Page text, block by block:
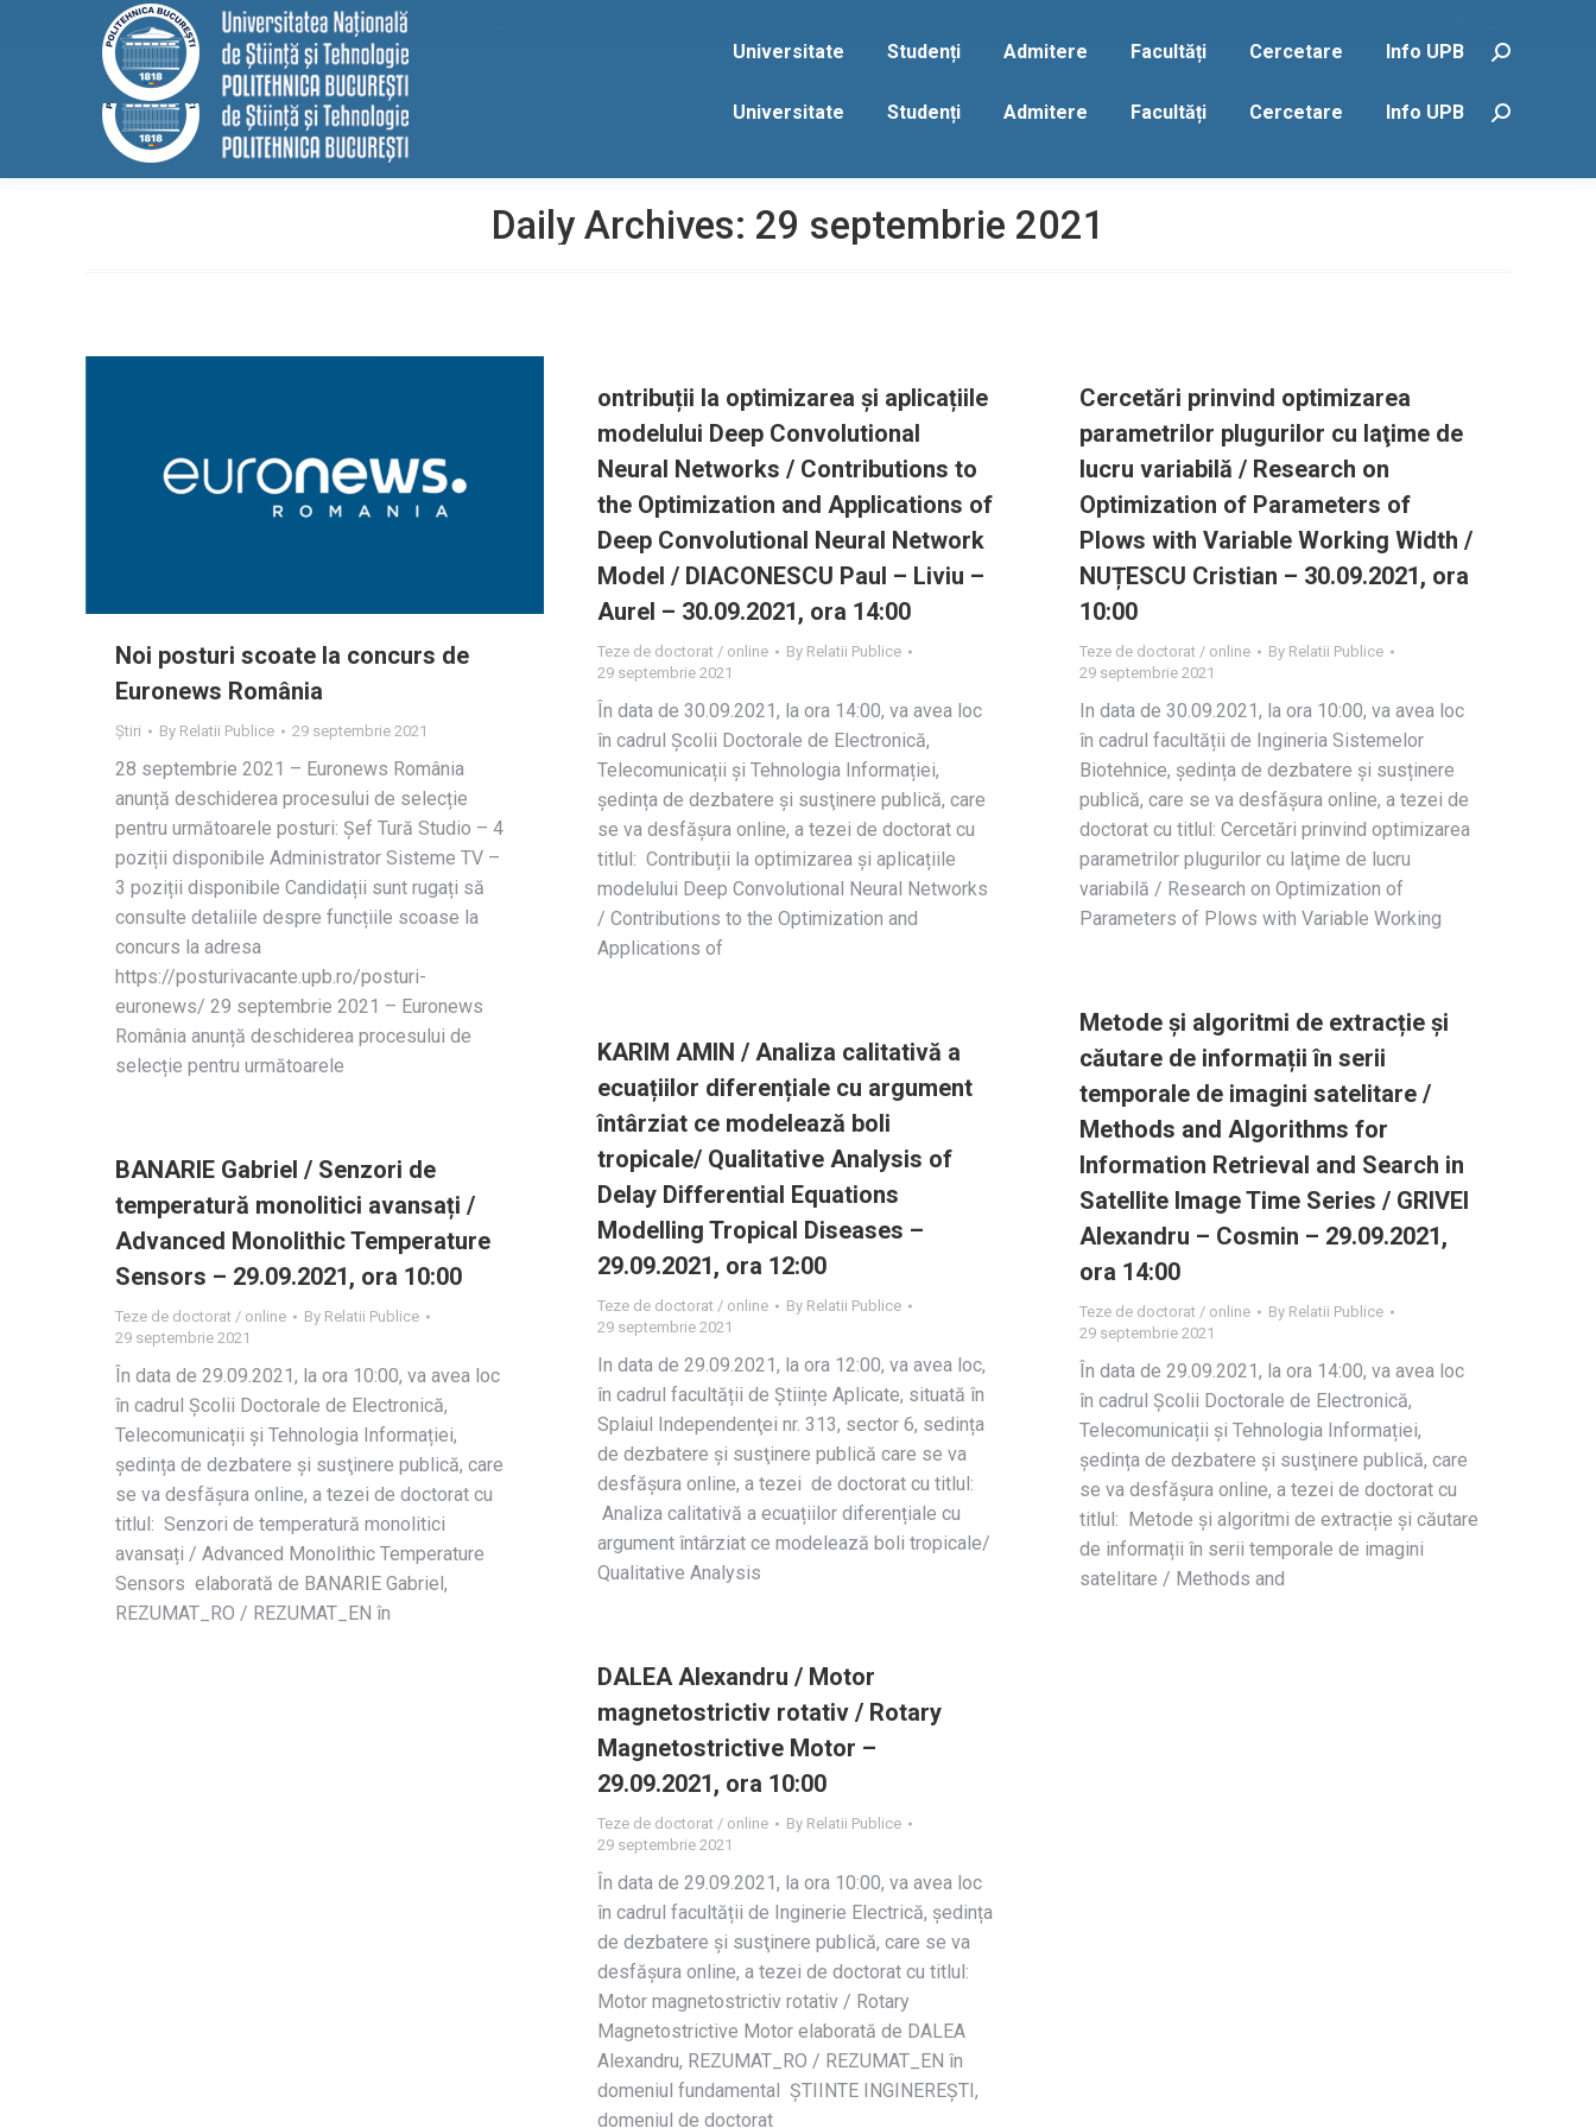
EELISA HRS4R Internațional ALUMNI
opensopens
Instagram
page
opens
YouTube
opens
Universitate Studenți Admitere Facultăți Cercetare Info UPB Search:
Daily Archives: 29 septembrie 2021
Noi posturi scoate la concurs de
Euronews România
Știri By Relatii Publice 29 septembrie 2021
28 septembrie 2021 – Euronews România
anunță deschiderea procesului de selecție
pentru următoarele posturi: Șef Tură Studio – 4
poziții disponibile Administrator Sisteme TV –
3 poziții disponibile Candidații sunt rugați să
consulte detaliile despre funcțiile scoase la
concurs la adresa
https://posturivacante.upb.ro/posturi-
euronews/ 29 septembrie 2021 – Euronews
România anunță deschiderea procesului de
selecție pentru următoarele
ontribuții la optimizarea și aplicațiile
modelului Deep Convolutional
Neural Networks / Contributions to
the Optimization and Applications of
Deep Convolutional Neural Network
Model / DIACONESCU Paul – Liviu –
Aurel – 30.09.2021, ora 14:00
Teze de doctorat / online By Relatii Publice
29 septembrie 2021
În data de 30.09.2021, la ora 14:00, va avea loc
în cadrul Școlii Doctorale de Electronică,
Telecomunicații și Tehnologia Informației,
ședința de dezbatere și susţinere publică, care
se va desfășura online, a tezei de doctorat cu
titlul: Contribuții la optimizarea și aplicațiile
modelului Deep Convolutional Neural Networks
/ Contributions to the Optimization and
Applications of
Cercetări prinvind optimizarea
parametrilor plugurilor cu laţime de
lucru variabilă / Research on
Optimization of Parameters of
Plows with Variable Working Width /
NUȚESCU Cristian – 30.09.2021, ora
10:00
Teze de doctorat / online By Relatii Publice
29 septembrie 2021
In data de 30.09.2021, la ora 10:00, va avea loc
în cadrul facultății de Ingineria Sistemelor
Biotehnice, ședința de dezbatere și susținere
publică, care se va desfășura online, a tezei de
doctorat cu titlul: Cercetări prinvind optimizarea
parametrilor plugurilor cu laţime de lucru
variabilă / Research on Optimization of
Parameters of Plows with Variable Working
Metode și algoritmi de extracție și
căutare de informații în serii
temporale de imagini satelitare /
Methods and Algorithms for
Information Retrieval and Search in
Satellite Image Time Series / GRIVEI
Alexandru – Cosmin – 29.09.2021,
ora 14:00
Teze de doctorat / online By Relatii Publice
29 septembrie 2021
În data de 29.09.2021, la ora 14:00, va avea loc
în cadrul Școlii Doctorale de Electronică,
Telecomunicații și Tehnologia Informației,
ședința de dezbatere și susţinere publică, care
se va desfășura online, a tezei de doctorat cu
titlul: Metode și algoritmi de extracție și căutare
de informații în serii temporale de imagini
satelitare / Methods and
KARIM AMIN / Analiza calitativă a
ecuațiilor diferențiale cu argument
întârziat ce modelează boli
tropicale/ Qualitative Analysis of
Delay Differential Equations
Modelling Tropical Diseases –
29.09.2021, ora 12:00
Teze de doctorat / online By Relatii Publice
29 septembrie 2021
In data de 29.09.2021, la ora 12:00, va avea loc,
în cadrul facultății de Științe Aplicate, situată în
Splaiul Independenţei nr. 313, sector 6, sedința
de dezbatere și susţinere publică care se va
desfășura online, a tezei de doctorat cu titlul:
Analiza calitativă a ecuațiilor diferențiale cu
argument întârziat ce modelează boli tropicale/
Qualitative Analysis
BANARIE Gabriel / Senzori de
temperatură monolitici avansați /
Advanced Monolithic Temperature
Sensors – 29.09.2021, ora 10:00
Teze de doctorat / online By Relatii Publice
29 septembrie 2021
În data de 29.09.2021, la ora 10:00, va avea loc
în cadrul Școlii Doctorale de Electronică,
Telecomunicații și Tehnologia Informației,
ședința de dezbatere și susţinere publică, care
se va desfășura online, a tezei de doctorat cu
titlul: Senzori de temperatură monolitici
avansați / Advanced Monolithic Temperature
Sensors elaborată de BANARIE Gabriel,
REZUMAT_RO / REZUMAT_EN în
DALEA Alexandru / Motor
magnetostrictiv rotativ / Rotary
Magnetostrictive Motor –
29.09.2021, ora 10:00
Teze de doctorat / online By Relatii Publice
29 septembrie 2021
În data de 29.09.2021, la ora 10:00, va avea loc
în cadrul facultății de Inginerie Electrică, ședința
de dezbatere și susţinere publică, care se va
desfășura online, a tezei de doctorat cu titlul:
Motor magnetostrictiv rotativ / Rotary
Magnetostrictive Motor elaborată de DALEA
Alexandru, REZUMAT_RO / REZUMAT_EN în
domeniul fundamental ȘTIINTE INGINEREȘTI,
domeniul de doctorat
Universitate Studenți Admitere Facultăți Cercetare Info UPB Search: